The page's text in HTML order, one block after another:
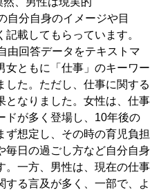
自分自身のイメージや目
載してもらっています。
由回答データをテキストマ
女ともに「仕事」のキーワー
した。ただし、仕事に関する
となりました。女性は、仕事
ドが多く登場し、10年後の
ず想定し、その時の育児負担
毎日の過ごし方など自分自身
。一方、男性は、現在の仕事
る言及が多く、一部で、よ